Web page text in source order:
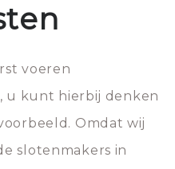
voeren
u kunt hierbij denken
Omdat wij
slotenmakers in